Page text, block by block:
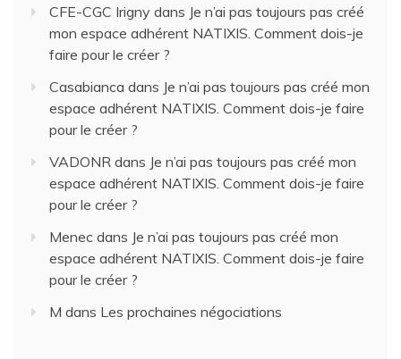
CFE-CGC Irigny dans Je n’ai pas toujours pas créé
mon espace adhérent NATIXIS. Comment dois-je
faire pour le créer ?
Casabianca dans Je n’ai pas toujours pas créé mon
espace adhérent NATIXIS. Comment dois-je faire
pour le créer ?
VADONR dans Je n’ai pas toujours pas créé mon
espace adhérent NATIXIS. Comment dois-je faire
pour le créer ?
Menec dans Je n’ai pas toujours pas créé mon
espace adhérent NATIXIS. Comment dois-je faire
pour le créer ?
M dans Les prochaines négociations